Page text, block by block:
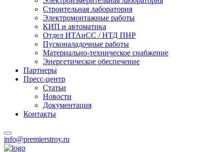
Строительная лаборатория
Электромонтажные работы
КИП и автоматика
Отдел ИТАиСС / НТД ПНР
Пусконаладочные работы
Материально-техническое снабжение
Энергетическое обеспечение
Партнеры
Пресс-центр
Статьи
Новости
Документация
Контакты
info@premierstroy.ru